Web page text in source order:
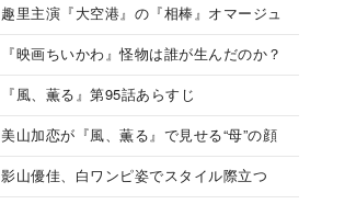
趣里主演『大空港』の『相棒』オマージュ
『映画ちいかわ』怪物は誰が生んだのか？
『風、薫る』第95話あらすじ
美山加恋が『風、薫る』で見せる“母”の顔
影山優佳、白ワンピ姿でスタイル際立つ